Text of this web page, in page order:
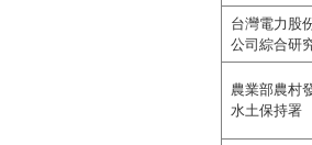
台灣電力股
公司綜合研
農業部農村
水土保持署